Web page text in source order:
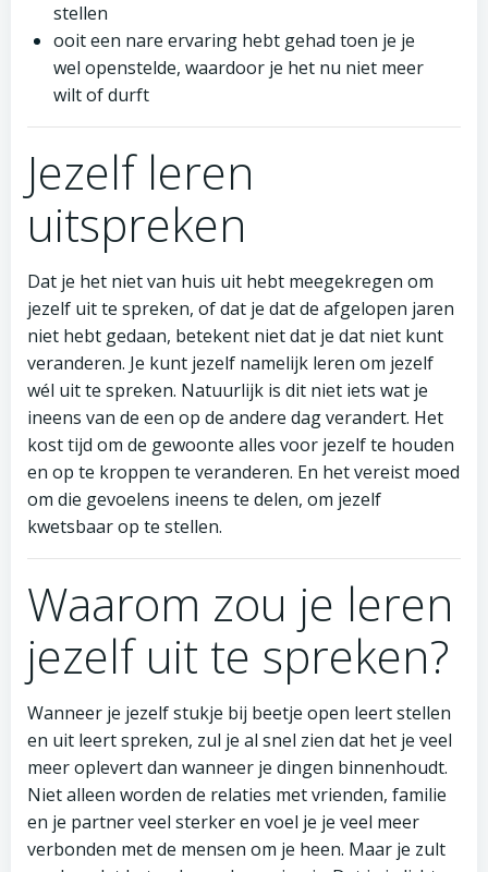
stellen
ooit een nare ervaring hebt gehad toen je je
wel openstelde, waardoor je het nu niet meer
wilt of durft
Jezelf leren
uitspreken
Dat je het niet van huis uit hebt meegekregen om
jezelf uit te spreken, of dat je dat de afgelopen jaren
niet hebt gedaan, betekent niet dat je dat niet kunt
veranderen. Je kunt jezelf namelijk leren om jezelf
wél uit te spreken. Natuurlijk is dit niet iets wat je
ineens van de een op de andere dag verandert. Het
kost tijd om de gewoonte alles voor jezelf te houden
en op te kroppen te veranderen. En het vereist moed
om die gevoelens ineens te delen, om jezelf
kwetsbaar op te stellen.
Waarom zou je leren
jezelf uit te spreken?
Wanneer je jezelf stukje bij beetje open leert stellen
en uit leert spreken, zul je al snel zien dat het je veel
meer oplevert dan wanneer je dingen binnenhoudt.
Niet alleen worden de relaties met vrienden, familie
en je partner veel sterker en voel je je veel meer
verbonden met de mensen om je heen. Maar je zult